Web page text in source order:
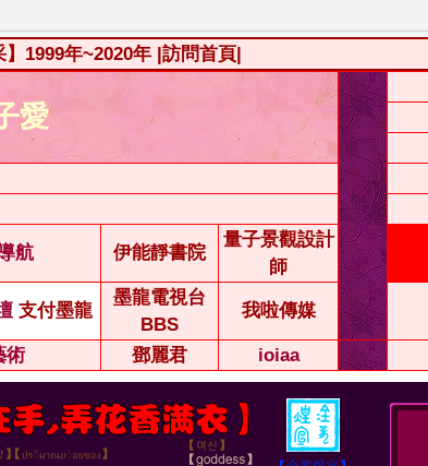
】1999年~2020年 |訪問首頁|
愛
航 伊能靜書院
量子景觀設計
師
支付墨龍
墨龍電視台
BBS
我啦傳媒
術 鄧麗君 ioiaa